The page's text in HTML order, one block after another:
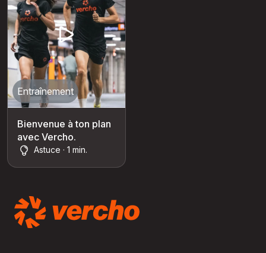
Entraînement
Bienvenue à ton plan
avec Vercho.
Astuce · 1 min.